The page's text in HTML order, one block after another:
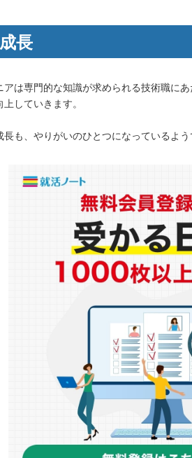
長
アは専門的な知識が求められる技術職に
していきます。
も、やりがいのひとつになっているよう